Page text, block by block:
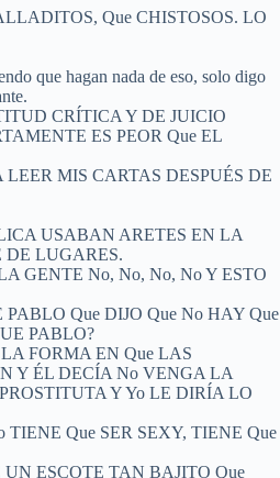
Que CHISTOSOS. LO
que hagan nada de eso, solo digo
CRÍTICA Y DE JUICIO
ES PEOR Que EL
LEER MIS CARTAS DESPUÉS DE
USABAN ARETES EN LA
LUGARES.
GENTE No, No, No, No Y ESTO
Que DIJO Que No HAY Que
PABLO?
FORMA EN Que LAS
Y ÉL DECÍA No VENGA LA
Y Yo LE DIRÍA LO
Que SER SEXY, TIENE Que
ESCOTE TAN BAJITO Que